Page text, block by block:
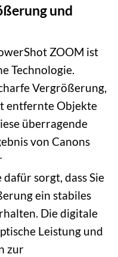
und
ZOOM ist
Technologie.
Vergrößerung,
entfernte Objekte
überragende
von Canons
sorgt, dass Sie
ein stabiles
Die digitale
Leistung und
zur